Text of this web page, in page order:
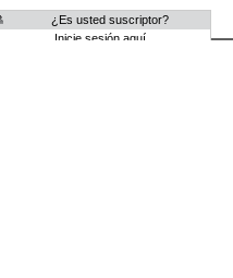
¿Es usted suscriptor?
Inicie sesión aquí